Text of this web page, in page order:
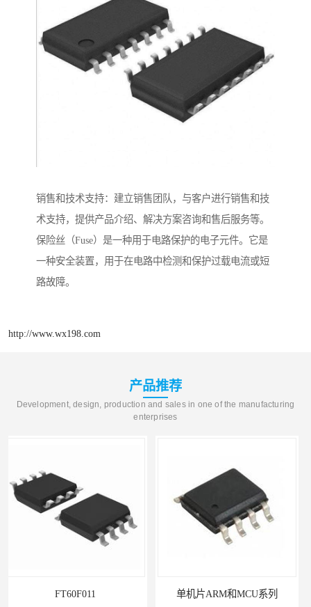
销售和技术支持：建立销售团队，与客户进行销售和技
术支持，提供产品介绍、解决方案咨询和售后服务等。
保险丝（Fuse）是一种用于电路保护的电子元件。它是
一种安全装置，用于在电路中检测和保护过载电流或短
路故障。
http://www.wx198.com
产品推荐
Development, design, production and sales in one of the manufacturing
enterprises
单机片ARM和MCU系列